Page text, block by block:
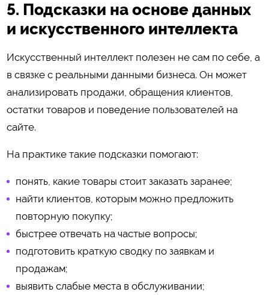
5. Подсказки на основе данных
и искусственного интеллекта
Искусственный интеллект полезен не сам по себе, а
в связке с реальными данными бизнеса. Он может
анализировать продажи, обращения клиентов,
остатки товаров и поведение пользователей на
сайте.
На практике такие подсказки помогают:
понять, какие товары стоит заказать заранее;
найти клиентов, которым можно предложить
повторную покупку;
быстрее отвечать на частые вопросы;
подготовить краткую сводку по заявкам и
продажам;
выявить слабые места в обслуживании;